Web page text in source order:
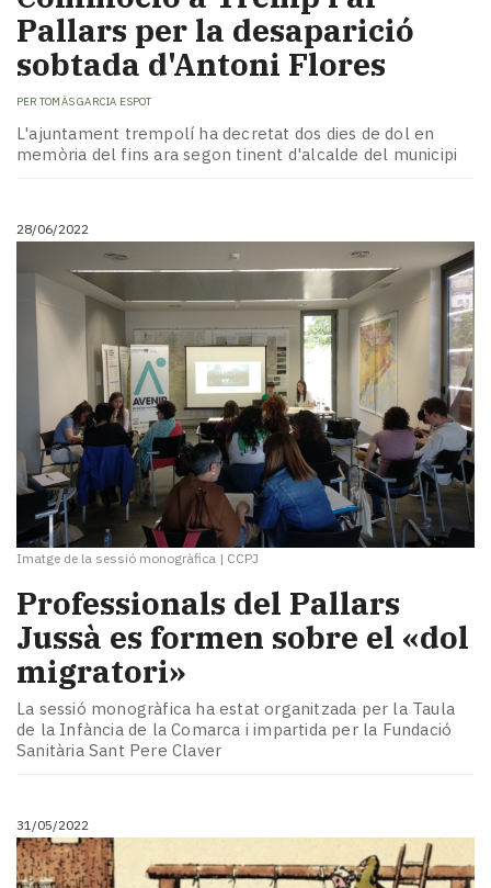
Pallars per la desaparició
sobtada d'Antoni Flores
PER TOMÀS GARCIA ESPOT
L'ajuntament trempolí ha decretat dos dies de dol en
memòria del fins ara segon tinent d'alcalde del municipi
28/06/2022
Imatge de la sessió monogràfica | CCPJ
Professionals del Pallars
Jussà es formen sobre el «dol
migratori»
La sessió monogràfica ha estat organitzada per la Taula
de la Infància de la Comarca i impartida per la Fundació
Sanitària Sant Pere Claver
31/05/2022